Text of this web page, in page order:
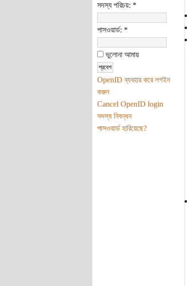
সদস্য পরিচয়: *
পাসওয়ার্ড: *
ভুলোনা আমায়
OpenID ব্যবহার করে লগইন
করুন
Cancel OpenID login
সদস্য নিবন্ধন
পাসওয়ার্ড হারিয়েছে?